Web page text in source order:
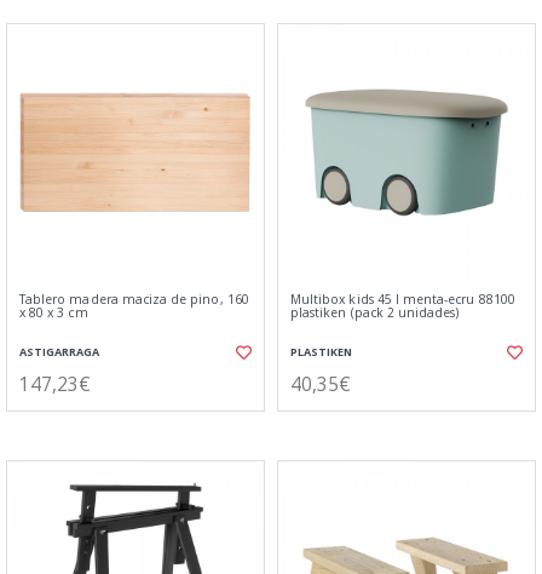
Tablero madera maciza de pino, 160
x 80 x 3 cm
ASTIGARRAGA
147,23€
Multibox kids 45 l menta-ecru 88100
plastiken (pack 2 unidades)
PLASTIKEN
40,35€